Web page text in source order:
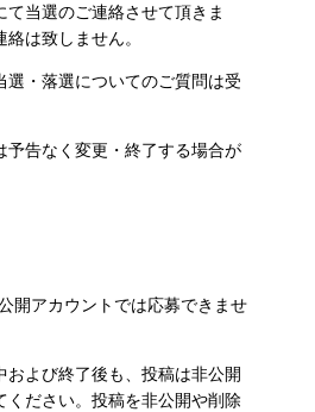
て当選のご連絡させて頂きま
は致しません。
・落選についてのご質問は受
告なく変更・終了する場合が
開アカウントでは応募できませ
よび終了後も、投稿は非公開
ください。投稿を非公開や削除